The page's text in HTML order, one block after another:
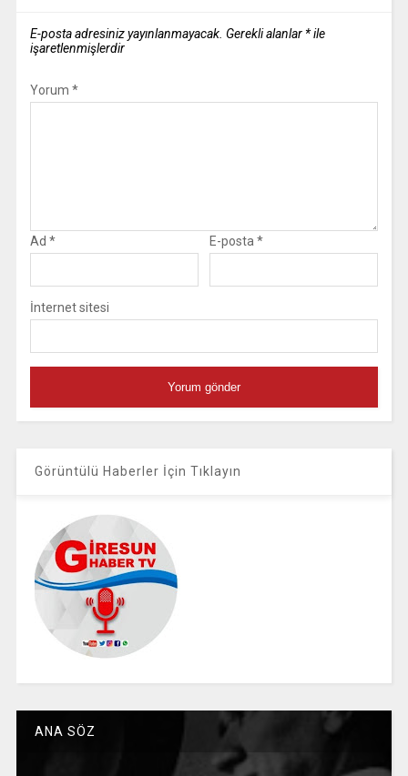
E-posta adresiniz yayınlanmayacak. Gerekli alanlar *ile
işaretlenmişlerdir
Yorum *
Ad * E-posta*
İnternet sitesi
Görüntülü Haberler İçin Tıklayın
ANA SÖZ